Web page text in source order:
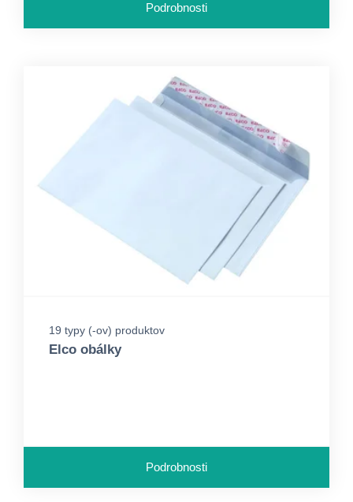
Podrobnosti
19 typy (-ov) produktov
Elco obálky
Podrobnosti